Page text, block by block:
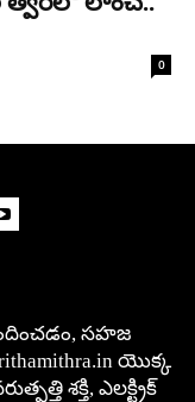
0
సహజ
యొక్క
శక్తి, ఎలక్ట్రిక్